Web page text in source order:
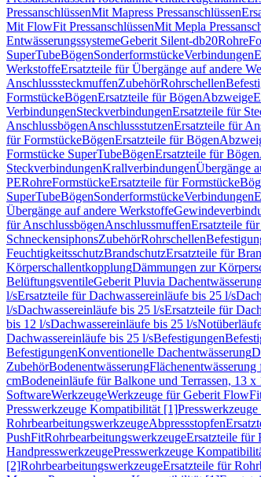
PressanschlüssenMit Mapress Pressanschlüssen
Mit FlowFit PressanschlüssenMit Mepla
EntwässerungssystemeGeberit Silent-db20Rohre
SuperTubeBögenSonderformstückeVerbindungen
WerkstoffeErsatzteile für Übergänge auf andere
AnschlusssteckmuffenZubehörRohrschellen
FormstückeBögenErsatzteile für BögenAbzweige
VerbindungenSteckverbindungenErsatzteile für
AnschlussbögenAnschlussstutzenErsatzteile für
für FormstückeBögenErsatzteile für Bögen
Formstücke SuperTubeBögenErsatzteile für Bögen
SteckverbindungenKrallverbindungenÜbergänge
PERohreFormstückeErsatzteile für Formstücke
SuperTubeBögenSonderformstückeVerbindungen
Übergänge auf andere Werkstoffe
für AnschlussbögenAnschlussmuffenErsatzteile
SchneckensiphonsZubehörRohrschellen
FeuchtigkeitsschutzBrandschutzErsatzteile für
KörperschallentkopplungDämmungen zur
BelüftungsventileGeberit Pluvia
l/sErsatzteile für Dachwassereinläufe bis 25 l/s
l/sDachwassereinläufe bis 25 l/sErsatzteile für
bis 12 l/sDachwassereinläufe bis 25 l/s
Dachwassereinläufe bis 25 l/sBefestigungen
BefestigungenKonventionelle Dachentwässerung
ZubehörBodenentwässerung
cmBodeneinläufe für Balkone und Terrassen, 13 x
SoftwareWerkzeugeWerkzeuge für Geberit
Presswerkzeuge Kompatibilität [1]
RohrbearbeitungswerkzeugeAbpressstopfen
PushFitRohrbearbeitungswerkzeugeErsatzteile für
HandpresswerkzeugePresswerkzeuge
[2]RohrbearbeitungswerkzeugeErsatzteile für